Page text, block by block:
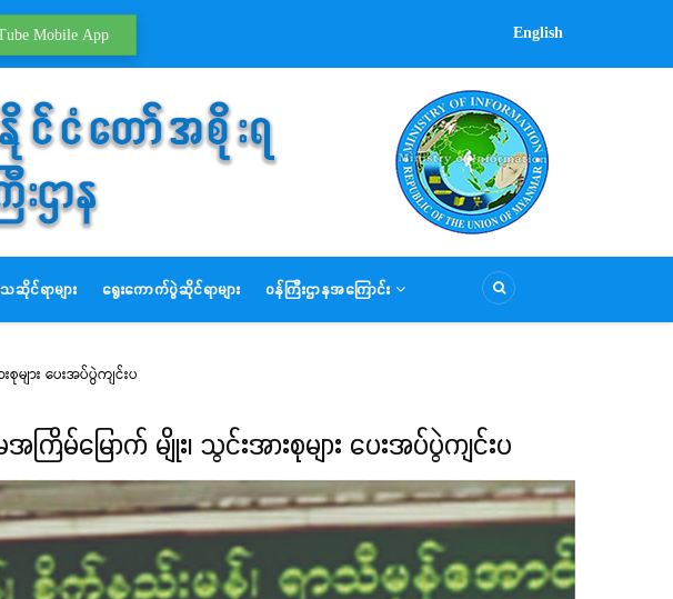
Mobile App English
ဆိုင်ရာများ ရွေးကောက်ပွဲဆိုင်ရာများ ဝန်ကြီးဌာနအကြောင်း
ျား ပေးအပ်ပွဲကျင်းပ
မြောက် မျိုး၊ သွင်းအားစုများ ပေးအပ်ပွဲကျင်းပ